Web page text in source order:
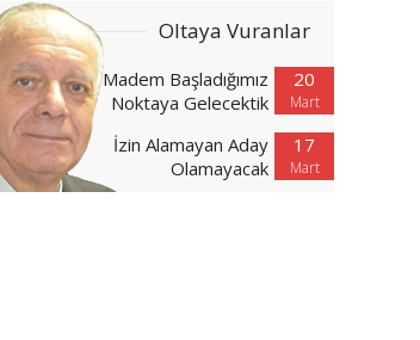
Oltaya Vuranlar
20
Mart
Madem Başladığımız
Noktaya Gelecektik
17
Mart
İzin Alamayan Aday
Olamayacak